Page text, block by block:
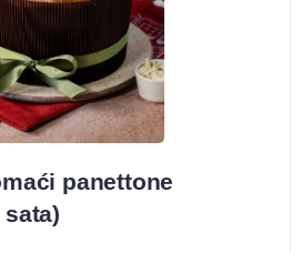
panettone